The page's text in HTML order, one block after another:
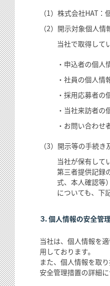
（1）株式会社HAT
（2）開示対象個人情
当社で取得して
・申込者の個
・社員の個人
・採用応募者
・当社来訪者の
・お問い合わ
（3）開示等の手続
当社が保有して
第三者提供記録
式、本人確認等
についても、下
３．個人情報の安全管
当社は、個人情報を
用しております。
また、個人情報を取
安全管理措置の詳細